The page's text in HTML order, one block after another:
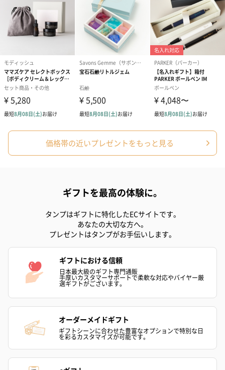
（レモン＆紅茶）（432
円）
（バナナ味）（540円）
ェ〜国産フル
り〜 3号（864
スキンケアグッズ
スキンケアグッズを同梱してお届けします。
ドクリーム（ピンクグ
レープフルーツ）
リラックスグッズ
リラックスグッズを同梱してお届けします。
かき氷入浴剤4点セット
かき氷入浴剤4点セット
バスフラワー
価格帯の近いプレゼントをもっと見る
ギフトを最高の体験に。
タンプはギフトに特化したECサイトです。
あなたの大切な方へ。
プレゼントはタンプがお手伝いします。
ギフトにおける信頼
日本最大級のギフト専門通販
手厚いカスタマーサポートで柔軟な対応やバイヤー厳
選ギフトがございます。
オーダーメイドギフト
ギフトシーンに合わせた豊富なオプションで特別な日
を彩るカスタマイズが可能です。